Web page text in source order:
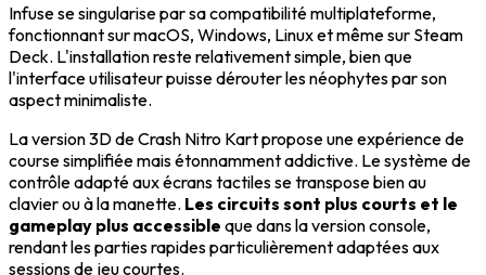
Infuse se singularise par sa compatibilité multiplateforme,
fonctionnant sur macOS, Windows, Linux et même sur Steam
Deck. L'installation reste relativement simple, bien que
l'interface utilisateur puisse dérouter les néophytes par son
aspect minimaliste.
La version 3D de Crash Nitro Kart propose une expérience de
course simplifiée mais étonnamment addictive. Le système de
contrôle adapté aux écrans tactiles se transpose bien au
clavier ou à la manette. Les circuits sont plus courts et le
gameplay plus accessible que dans la version console,
rendant les parties rapides particulièrement adaptées aux
sessions de jeu courtes.